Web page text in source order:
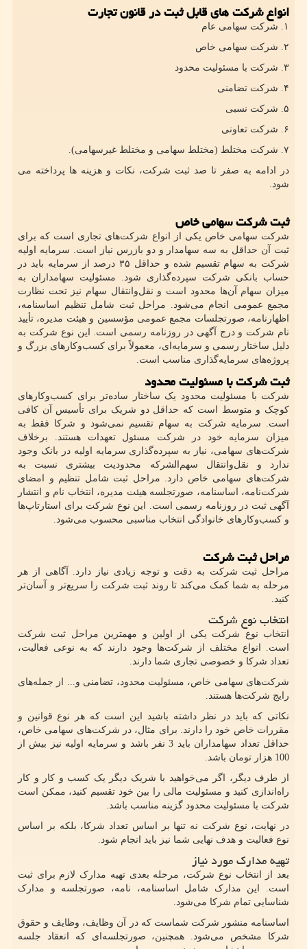
انواع شرکت های قابل ثبت در قانون تجارت
۱. شرکت سهامی عام
۲. شرکت سهامی خاص
۳. شرکت با مسئولیت محدود
۴. شرکت تضامنی
۵. شرکت نسبی
۶. شرکت تعاونی
۷. شرکت مختلط (مختلط سهامی و مختلط غیرسهامی).
در ادامه به صفر تا صد ثبت شرکت، نکات و هزینه ها پرداخته می
شود.
ثبت شرکت سهامی خاص
شرکت سهامی خاص یکی از انواع شرکت‌های تجاری است که برای
ثبت آن حداقل به سه سهامدار و دو بازرس نیاز است. سرمایه اولیه
شرکت به سهام تقسیم شده و حداقل ۳۵ درصد از سرمایه باید در
حساب بانکی شرکت سپرده‌گذاری شود. مسئولیت سهامداران به
میزان سهام آن‌ها محدود است و نقل‌وانتقال سهام نیز تحت نظارت
مجمع عمومی انجام می‌شود. مراحل ثبت شامل تنظیم اساسنامه،
اظهارنامه، صورتجلسات مجمع عمومی مؤسسین و هیئت مدیره، تأیید
نام شرکت و درج آگهی در روزنامه رسمی است. این نوع شرکت به
دلیل ساختار رسمی و سرمایه‌ای، معمولاً برای کسب‌وکارهای بزرگ و
پروژه‌های سرمایه‌گذاری مناسب است.
ثبت شرکت با مسئولیت محدود
شرکت با مسئولیت محدود یک ساختار ساده‌تر برای کسب‌وکارهای
کوچک و متوسط است که حداقل دو شریک برای تأسیس آن کافی
است. سرمایه شرکت به سهام تقسیم نمی‌شود و شرکا فقط به
میزان سرمایه خود در شرکت مسئول تعهدات هستند. برخلاف
شرکت‌های سهامی، نیاز به سپرده‌گذاری سرمایه اولیه در بانک وجود
ندارد و نقل‌وانتقال سهم‌الشرکه محدودیت بیشتری نسبت به
شرکت‌های سهامی خاص دارد. مراحل ثبت شامل تنظیم و امضای
شرکت‌نامه، اساسنامه، صورتجلسه هیئت مدیره، انتخاب نام و انتشار
آگهی ثبت در روزنامه رسمی است. این نوع شرکت برای استارتاپ‌ها
و کسب‌وکارهای خانوادگی انتخاب مناسبی محسوب می‌شود.
مراحل ثبت شرکت
مراحل ثبت شرکت به دقت و توجه زیادی نیاز دارد. آگاهی از هر
مرحله به شما کمک می‌کند تا روند ثبت شرکت را سریع‌تر و آسان‌تر
کنید.
انتخاب نوع شرکت
انتخاب نوع شرکت یکی از اولین و مهمترین مراحل ثبت شرکت
است. انواع مختلف از شرکت‌ها وجود دارند که به نوعی فعالیت،
تعداد شرکا و خصوصی تجاری شما دارند.
شرکت‌های سهامی خاص، مسئولیت محدود، تضامنی و... از جمله‌های
رایج شرکت‌ها هستند.
نکاتی که باید در نظر داشته باشید این است که هر نوع قوانین و
مقررات خاص خود را دارند. برای مثال، در شرکت‌های سهامی خاص،
حداقل تعداد سهامداران باید 3 نفر باشد و سرمایه اولیه نیز بیش از
100 هزار تومان باشد.
از طرف دیگر، اگر می‌خواهید با شریک دیگر یک کسب و کار و کار
راه‌اندازی کنید و مسئولیت مالی را بین خود تقسیم کنید، ممکن است
شرکت با مسئولیت محدود گزینه مناسب باشد.
در نهایت، نوع شرکت نه تنها بر اساس تعداد شرکا، بلکه بر اساس
نوع فعالیت و هدف نهایی شما نیز باید انجام شود.
تهیه مدارک مورد نیاز
بعد از انتخاب نوع شرکت، مرحله بعدی تهیه مدارک لازم برای ثبت
است. این مدارک شامل اساسنامه، نامه، صورتجلسه و مدارک
شناسایی تمام شرکا می‌شود.
اساسنامه منشور شرکت شماست که در آن وظایف، وظایف و حقوق
شرکا مشخص می‌شود. همچنین، صورتجلسه‌ای که انعقاد جلسه